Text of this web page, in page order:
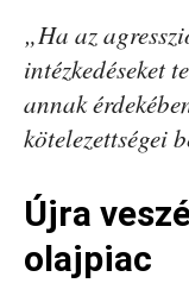
„Ha az
intézkedéseket
annak
kötelezettségei
Újra
olajpiac